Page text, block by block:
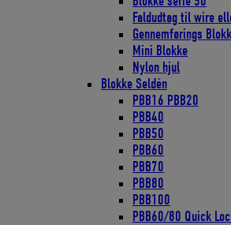
Faldudtag til wire
Gennemførings
Mini Blokke
Nylon hjul
Blokke Seldén
PBB16 PBB20
PBB40
PBB50
PBB60
PBB70
PBB80
PBB100
PBB60/80 Quick